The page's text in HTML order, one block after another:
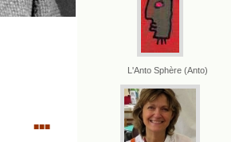
L'Anto Sphère (Anto)
■■■